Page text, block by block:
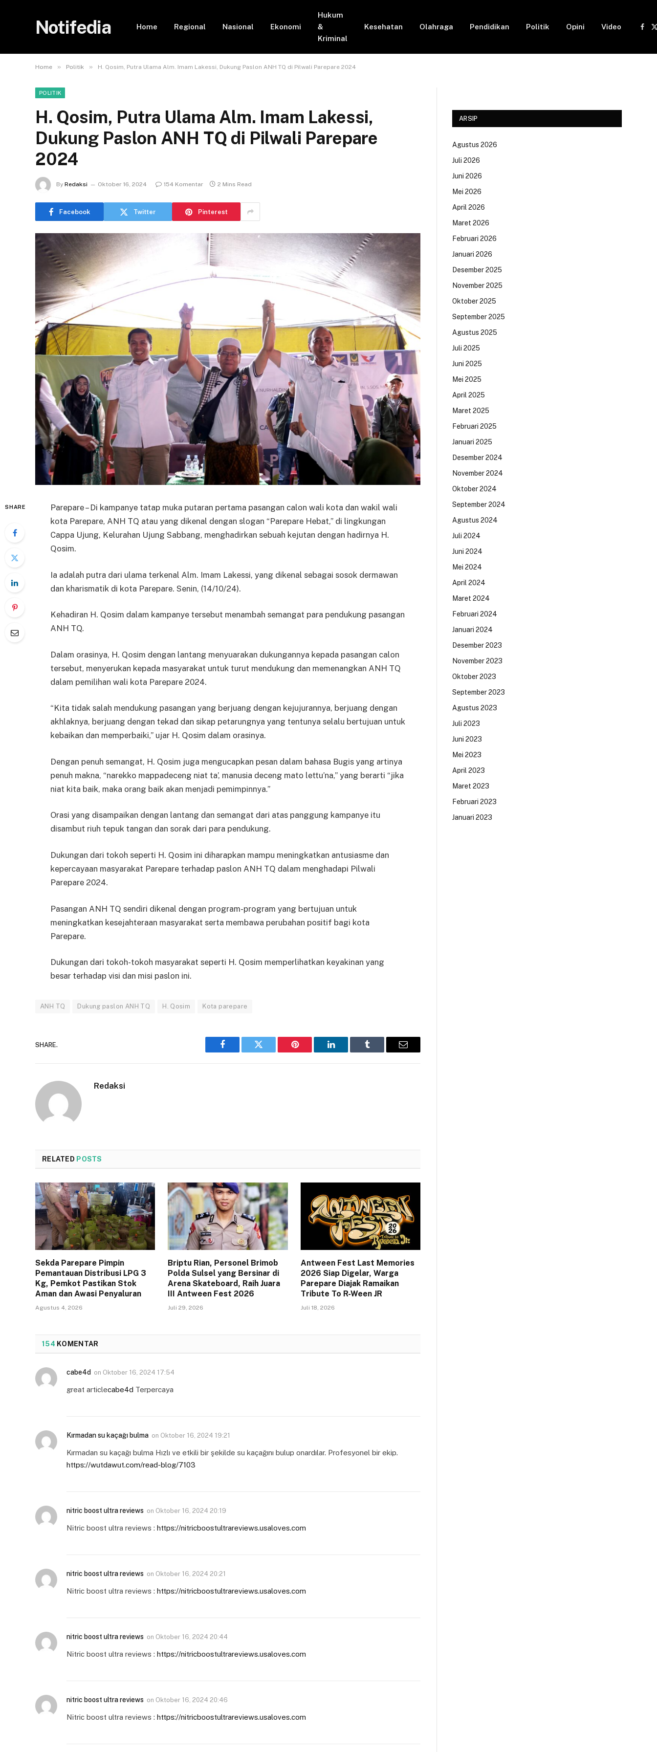
Notifedia Home Regional Nasional Ekonomi
Hukum
&
Kriminal
Kesehatan Olahraga Pendidikan Politik Opini Video
Home » Politik » H. Qosim, Putra Ulama Alm. Imam Lakessi, Dukung Paslon ANH TQ di Pilwali Parepare 2024
POLITIK
H. Qosim, Putra Ulama Alm. Imam Lakessi,
Dukung Paslon ANH TQ di Pilwali Parepare
2024
By Redaksi Oktober 16, 2024 154 Komentar 2 Mins Read
Facebook Twitter Pinterest
SHARE
Parepare – Di kampanye tatap muka putaran pertama pasangan calon wali kota dan wakil wali
kota Parepare, ANH TQ atau yang dikenal dengan slogan “Parepare Hebat,” di lingkungan
Cappa Ujung, Kelurahan Ujung Sabbang, menghadirkan sebuah kejutan dengan hadirnya H.
Qosim.
Ia adalah putra dari ulama terkenal Alm. Imam Lakessi, yang dikenal sebagai sosok dermawan
dan kharismatik di kota Parepare. Senin, (14/10/24).
Kehadiran H. Qosim dalam kampanye tersebut menambah semangat para pendukung pasangan
ANH TQ.
Dalam orasinya, H. Qosim dengan lantang menyuarakan dukungannya kepada pasangan calon
tersebut, menyerukan kepada masyarakat untuk turut mendukung dan memenangkan ANH TQ
dalam pemilihan wali kota Parepare 2024.
“Kita tidak salah mendukung pasangan yang berjuang dengan kejujurannya, berjuang dengan
akhlaknya, berjuang dengan tekad dan sikap petarungnya yang tentunya selalu bertujuan untuk
kebaikan dan memperbaiki,” ujar H. Qosim dalam orasinya.
Dengan penuh semangat, H. Qosim juga mengucapkan pesan dalam bahasa Bugis yang artinya
penuh makna, “narekko mappadeceng niat ta’, manusia deceng mato lettu’na,” yang berarti “jika
niat kita baik, maka orang baik akan menjadi pemimpinnya.”
Orasi yang disampaikan dengan lantang dan semangat dari atas panggung kampanye itu
disambut riuh tepuk tangan dan sorak dari para pendukung.
Dukungan dari tokoh seperti H. Qosim ini diharapkan mampu meningkatkan antusiasme dan
kepercayaan masyarakat Parepare terhadap paslon ANH TQ dalam menghadapi Pilwali
Parepare 2024.
Pasangan ANH TQ sendiri dikenal dengan program-program yang bertujuan untuk
meningkatkan kesejahteraan masyarakat serta membawa perubahan positif bagi kota
Parepare.
Dukungan dari tokoh-tokoh masyarakat seperti H. Qosim memperlihatkan keyakinan yang
besar terhadap visi dan misi paslon ini.
ANH TQ Dukung paslon ANH TQ H. Qosim Kota parepare
SHARE.
Facebook Twitter Pinterest LinkedIn Tumblr Email
Redaksi
RELATED POSTS
Sekda Parepare Pimpin
Pemantauan Distribusi LPG 3
Kg, Pemkot Pastikan Stok
Aman dan Awasi Penyaluran
Agustus 4, 2026
Briptu Rian, Personel Brimob
Polda Sulsel yang Bersinar di
Arena Skateboard, Raih Juara
III Antween Fest 2026
Juli 29, 2026
Antween Fest Last Memories
2026 Siap Digelar, Warga
Parepare Diajak Ramaikan
Tribute To R-Ween JR
Juli 18, 2026
154 KOMENTAR
cabe4d on Oktober 16, 2024 17:54
great articlecabe4d Terpercaya
Kırmadan su kaçağı bulma on Oktober 16, 2024 19:21
Kırmadan su kaçağı bulma Hızlı ve etkili bir şekilde su kaçağını bulup onardılar. Profesyonel bir ekip.
https://wutdawut.com/read-blog/7103
nitric boost ultra reviews on Oktober 16, 2024 20:19
Nitric boost ultra reviews : https://nitricboostultrareviews.usaloves.com
nitric boost ultra reviews on Oktober 16, 2024 20:21
Nitric boost ultra reviews : https://nitricboostultrareviews.usaloves.com
nitric boost ultra reviews on Oktober 16, 2024 20:44
Nitric boost ultra reviews : https://nitricboostultrareviews.usaloves.com
nitric boost ultra reviews on Oktober 16, 2024 20:46
Nitric boost ultra reviews : https://nitricboostultrareviews.usaloves.com
ARSIP
Agustus 2026
Juli 2026
Juni 2026
Mei 2026
April 2026
Maret 2026
Februari 2026
Januari 2026
Desember 2025
November 2025
Oktober 2025
September 2025
Agustus 2025
Juli 2025
Juni 2025
Mei 2025
April 2025
Maret 2025
Februari 2025
Januari 2025
Desember 2024
November 2024
Oktober 2024
September 2024
Agustus 2024
Juli 2024
Juni 2024
Mei 2024
April 2024
Maret 2024
Februari 2024
Januari 2024
Desember 2023
November 2023
Oktober 2023
September 2023
Agustus 2023
Juli 2023
Juni 2023
Mei 2023
April 2023
Maret 2023
Februari 2023
Januari 2023